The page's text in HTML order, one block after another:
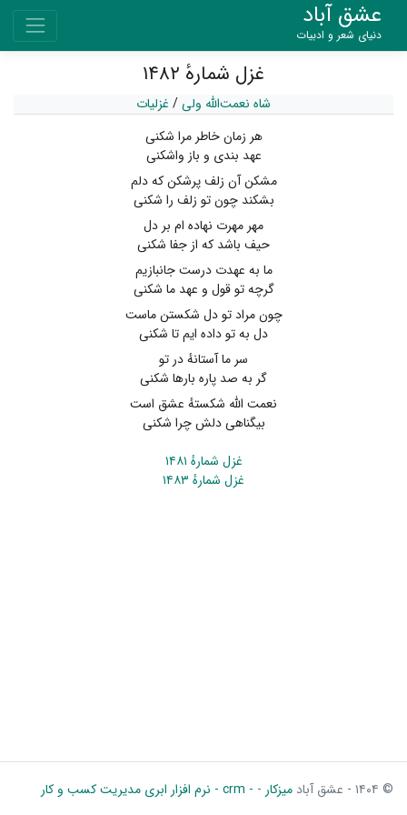
عشق آباد
دنیای شعر و ادبیات
غزل شمارهٔ ۱۴۸۲
شاه نعمت‌الله ولی/ غزلیات
هر زمان خاطر مرا شکنی
عهد بندی و باز واشکنی
مشکن آن زلف پرشکن که دلم
بشکند چون تو زلف را شکنی
مهر مهرت نهاده ام بر دل
حیف باشد که از جفا شکنی
ما به عهدت درست جانبازیم
گرچه تو قول و عهد ما شکنی
چون مراد تو دل شکستن ماست
دل به تو داده ایم تا شکنی
سر ما آستانهٔ در تو
گر به صد پاره بارها شکنی
نعمت الله شکستهٔ عشق است
بیگناهی دلش چرا شکنی
غزل شمارهٔ ۱۴۸۱
غزل شمارهٔ ۱۴۸۳
© ۱۴۰۴ - عشق آباد میزکار - - crm - نرم افزار ابری مدیریت کسب و کار